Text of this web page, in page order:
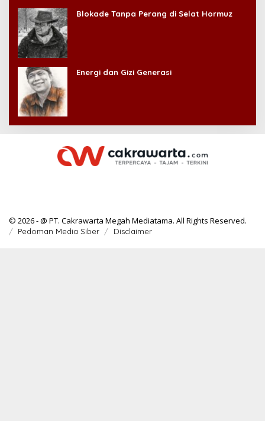
Blokade Tanpa Perang di Selat Hormuz
Energi dan Gizi Generasi
© 2026 - @ PT. Cakrawarta Megah Mediatama. All Rights Reserved.
Pedoman Media Siber Disclaimer